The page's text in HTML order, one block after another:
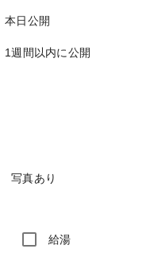
本日公開
1週間以内に公開
写真あり
給湯